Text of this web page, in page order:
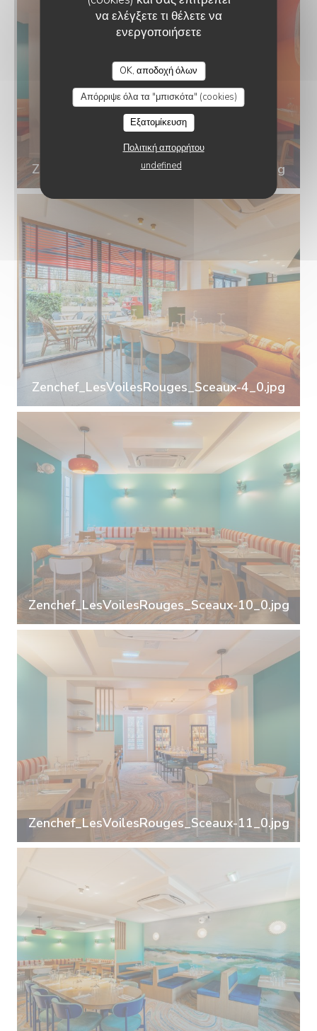
να ελέγξετε τι θέλετε να
ενεργοποιήσετε
OK, αποδοχή όλων
Απόρριψε όλα τα "μπισκότα" (cookies)
Εξατομίκευση
Πολιτική απορρήτου
undefined
Zenchef_LesVoilesRouges_Sceaux-8_0.jpg
Zenchef_LesVoilesRouges_Sceaux-4_0.jpg
Zenchef_LesVoilesRouges_Sceaux-10_0.jpg
Zenchef_LesVoilesRouges_Sceaux-11_0.jpg
CRÊPERIE LES VOILES ROUGES